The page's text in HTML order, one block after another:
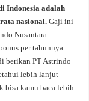
Indonesia adalah
nasional.Gaji ini
Nusantara
per tahunnya
berikan PT Astrindo
lebih lanjut
bisa kamu baca lebih